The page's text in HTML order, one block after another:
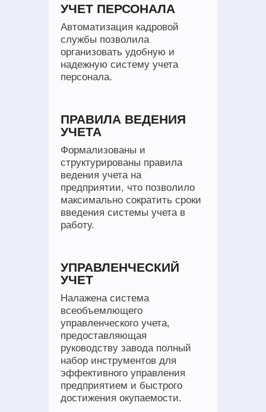
УЧЕТ ПЕРСОНАЛА
Автоматизация кадровой
службы позволила
организовать удобную и
надежную систему учета
персонала.
ПРАВИЛА ВЕДЕНИЯ
УЧЕТА
Формализованы и
структурированы правила
ведения учета на
предприятии, что позволило
максимально сократить сроки
введения системы учета в
работу.
УПРАВЛЕНЧЕСКИЙ
УЧЕТ
Налажена система
всеобъемлющего
управленческого учета,
предоставляющая
руководству завода полный
набор инструментов для
эффективного управления
предприятием и быстрого
достижения окупаемости.